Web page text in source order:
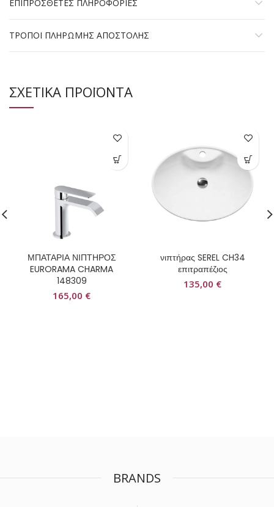
ΕΠΙΠΡΟΣΘΕΤΕΣ ΠΛΗΡΟΦΟΡΙΕΣ
ΤΡΟΠΟΙ ΠΛΗΡΩΜΗΣ ΑΠΟΣΤΟΛΗΣ
ΣΧΕΤΙΚΑ ΠΡΟΪΟΝΤΑ
ΜΠΑΤΑΡΙΑ ΝΙΠΤΗΡΟΣ
EURORAMA CHARMA
148309
165,00 €
νιπτήρας SEREL CH34
επιτραπέζιος
135,00 €
BRANDS